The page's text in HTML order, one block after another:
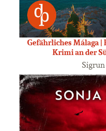
Gefährliches Málaga |
Krimi an der